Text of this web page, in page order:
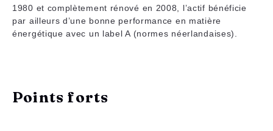
1980 et complètement rénové en 2008, l’actif bénéficie
par ailleurs d’une bonne performance en matière
énergétique avec un label A (normes néerlandaises).
Points forts